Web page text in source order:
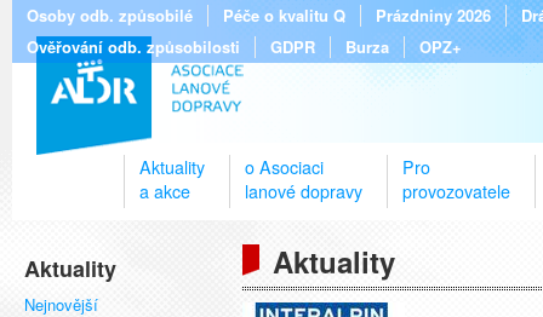
Osoby odb. způsobilé Péče o kvalitu Q Prázdniny 2026
Ověřování odb. způsobilosti
GDPR Burza OPZ+
Aktuality
a akce
o Asociaci
lanové dopravy
Pro
provozovatele
Aktuality
Nejnovější
Aktuality